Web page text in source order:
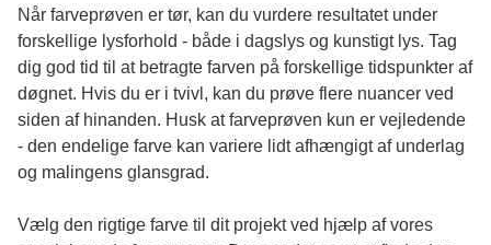
Når farveprøven er tør, kan du vurdere resultatet under
forskellige lysforhold - både i dagslys og kunstigt lys. Tag
dig god tid til at betragte farven på forskellige tidspunkter af
døgnet. Hvis du er i tvivl, kan du prøve flere nuancer ved
siden af hinanden. Husk at farveprøven kun er vejledende
- den endelige farve kan variere lidt afhængigt af underlag
og malingens glansgrad.
Vælg den rigtige farve til dit projekt ved hjælp af vores